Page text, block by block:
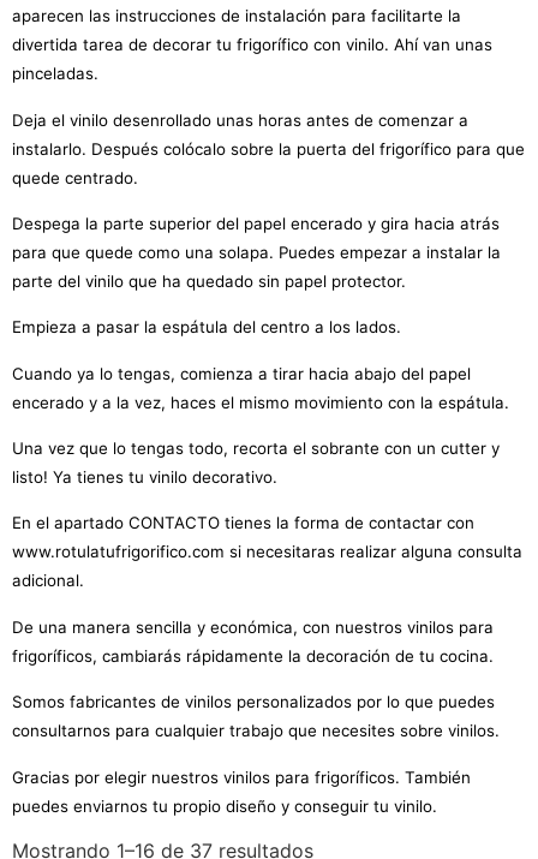
aparecen las instrucciones de instalación para facilitarte la
divertida tarea de decorar tu frigorífico con vinilo. Ahí van unas
pinceladas.
Deja el vinilo desenrollado unas horas antes de comenzar a
instalarlo. Después colócalo sobre la puerta del frigorífico para que
quede centrado.
Despega la parte superior del papel encerado y gira hacia atrás
para que quede como una solapa. Puedes empezar a instalar la
parte del vinilo que ha quedado sin papel protector.
Empieza a pasar la espátula del centro a los lados.
Cuando ya lo tengas, comienza a tirar hacia abajo del papel
encerado y a la vez, haces el mismo movimiento con la espátula.
Una vez que lo tengas todo, recorta el sobrante con un cutter y
listo! Ya tienes tu vinilo decorativo.
En el apartado CONTACTO tienes la forma de contactar con
www.rotulatufrigorifico.com si necesitaras realizar alguna consulta
adicional.
De una manera sencilla y económica, con nuestros vinilos para
frigoríficos, cambiarás rápidamente la decoración de tu cocina.
Somos fabricantes de vinilos personalizados por lo que puedes
consultarnos para cualquier trabajo que necesites sobre vinilos.
Gracias por elegir nuestros vinilos para frigoríficos. También
puedes enviarnos tu propio diseño y conseguir tu vinilo.
Mostrando 1–16 de 37 resultados